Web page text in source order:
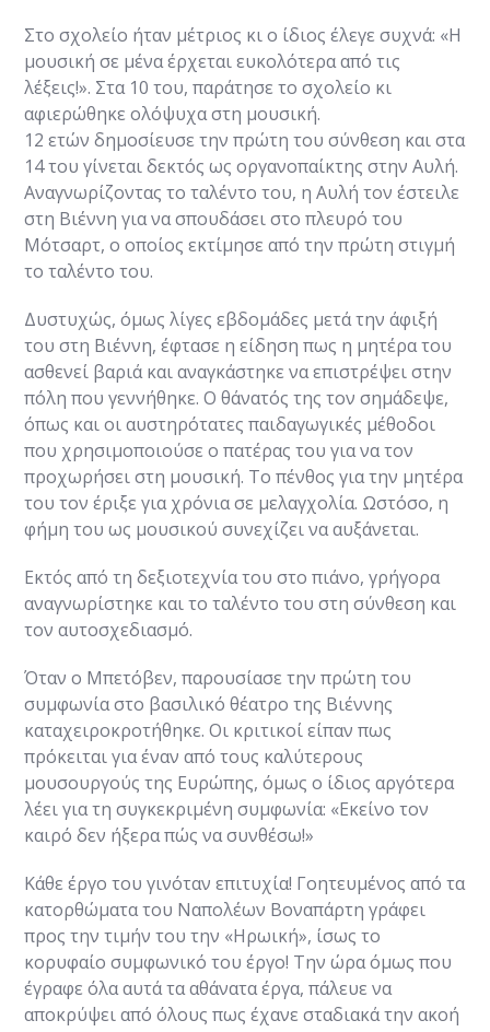
Στο σχολείο ήταν μέτριος κι ο ίδιος έλεγε συχνά: «Η
μουσική σε μένα έρχεται ευκολότερα από τις
λέξεις!». Στα 10 του, παράτησε το σχολείο κι
αφιερώθηκε ολόψυχα στη μουσική.
12 ετών δημοσίευσε την πρώτη του σύνθεση και στα
14 του γίνεται δεκτός ως οργανοπαίκτης στην Αυλή.
Αναγνωρίζοντας το ταλέντο του, η Αυλή τον έστειλε
στη Βιέννη για να σπουδάσει στο πλευρό του
Μότσαρτ, ο οποίος εκτίμησε από την πρώτη στιγμή
το ταλέντο του.
Δυστυχώς, όμως λίγες εβδομάδες μετά την άφιξή
του στη Βιέννη, έφτασε η είδηση πως η μητέρα του
ασθενεί βαριά και αναγκάστηκε να επιστρέψει στην
πόλη που γεννήθηκε. Ο θάνατός της τον σημάδεψε,
όπως και οι αυστηρότατες παιδαγωγικές μέθοδοι
που χρησιμοποιούσε ο πατέρας του για να τον
προχωρήσει στη μουσική. Το πένθος για την μητέρα
του τον έριξε για χρόνια σε μελαγχολία. Ωστόσο, η
φήμη του ως μουσικού συνεχίζει να αυξάνεται.
Εκτός από τη δεξιοτεχνία του στο πιάνο, γρήγορα
αναγνωρίστηκε και το ταλέντο του στη σύνθεση και
τον αυτοσχεδιασμό.
Όταν ο Μπετόβεν, παρουσίασε την πρώτη του
συμφωνία στο βασιλικό θέατρο της Βιέννης
καταχειροκροτήθηκε. Οι κριτικοί είπαν πως
πρόκειται για έναν από τους καλύτερους
μουσουργούς της Ευρώπης, όμως ο ίδιος αργότερα
λέει για τη συγκεκριμένη συμφωνία: «Εκείνο τον
καιρό δεν ήξερα πώς να συνθέσω!»
Κάθε έργο του γινόταν επιτυχία! Γοητευμένος από τα
κατορθώματα του Ναπολέων Βοναπάρτη γράφει
προς την τιμήν του την «Ηρωική», ίσως το
κορυφαίο συμφωνικό του έργο! Την ώρα όμως που
έγραφε όλα αυτά τα αθάνατα έργα, πάλευε να
αποκρύψει από όλους πως έχανε σταδιακά την ακοή